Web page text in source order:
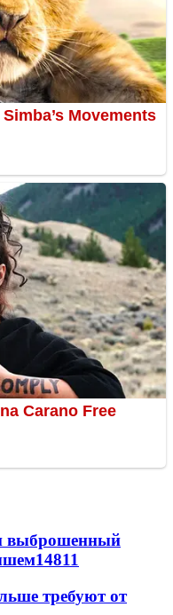
выброшенный
14811
требуют от